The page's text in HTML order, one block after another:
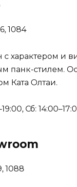
1084
характером и
панк-стилем.
Ката Олтаи.
Сб:
1088